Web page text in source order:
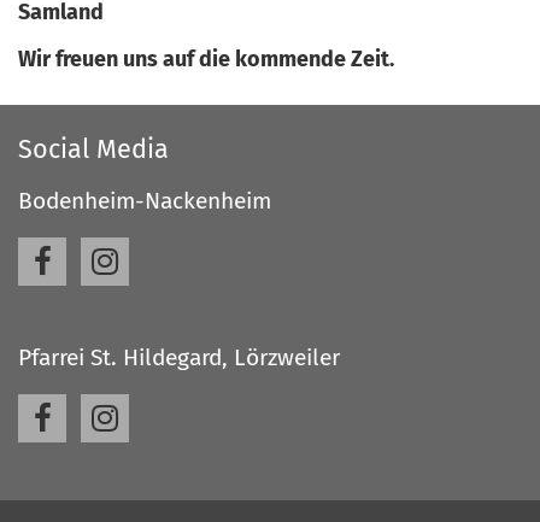
Samland
Wir freuen uns auf die kommende Zeit.
Social Media
Bodenheim-Nackenheim
Pfarrei St. Hildegard, Lörzweiler